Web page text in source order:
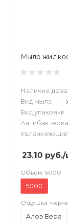
Мыло
Наличие
Вид мыла —
Вид упаковки
23.10 руб./
Объем: 5000
5000
Отдушка:
Алоэ Вера